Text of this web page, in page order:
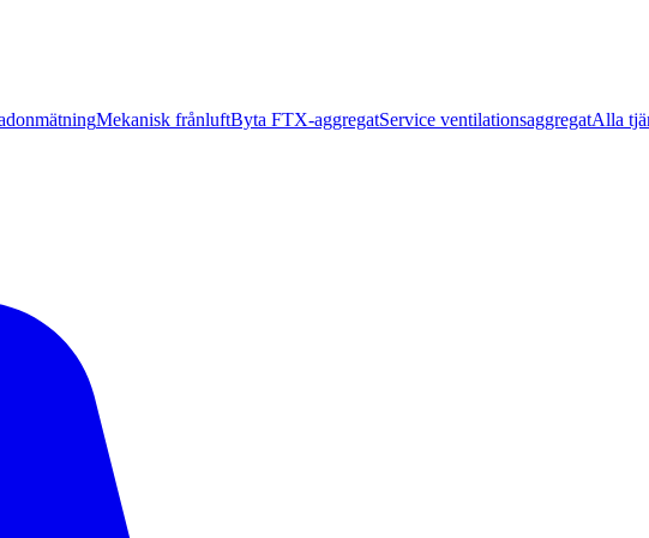
Mekanisk frånluftByta FTX-aggregatService ventilationsaggregatAlla